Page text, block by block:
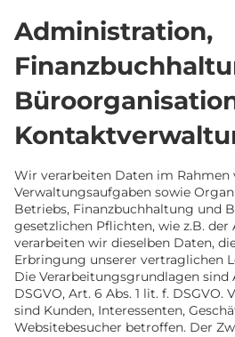
Administration,
Wir verarbeiten Daten im Rahmen
Verwaltungsaufgaben sowie
Betriebs, Finanzbuchhaltung und
gesetzlichen Pflichten, wie z.B.
verarbeiten wir dieselben Daten,
Erbringung unserer vertraglichen
Die Verarbeitungsgrundlagen sind
DSGVO, Art. 6 Abs. 1 lit. f. DSGVO.
sind Kunden, Interessenten,
Websitebesucher betroffen. Der